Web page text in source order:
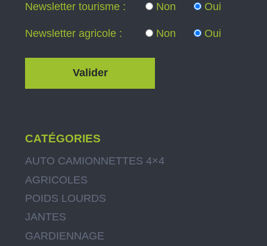
Newsletter tourisme : Non Oui
Newsletter agricole : Non Oui
CATÉGORIES
AUTO CAMIONNETTES 4×4
AGRICOLES
POIDS LOURDS
JANTES
GARDIENNAGE